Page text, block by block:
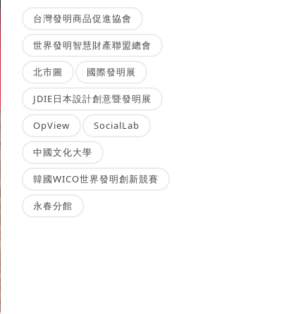
台灣發明商品促進協會
世界發明智慧財產聯盟總會
北市圖 國際發明展
JDIE日本設計創意暨發明展
OpView SocialLab
中國文化大學
韓國WICO世界發明創新競賽
永春分館